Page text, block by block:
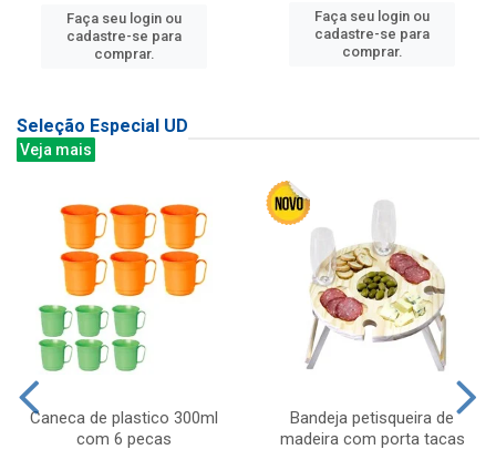
Faça seu login ou
cadastre-se para
comprar.
Faça seu login ou
cadastre-se para
comprar.
Seleção Especial UD
Veja mais
Caneca de plastico 300ml
com 6 pecas
Bandeja petisqueira de
madeira com porta tacas